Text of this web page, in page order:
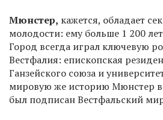
Мюнстер, кажется, обладает
молодости: ему больше 1 200
Город всегда играл ключевую
Вестфалия: епископская
Ганзейского союза и
мировую же историю Мюнстер
был подписан Вестфальский